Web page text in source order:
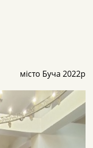
місто Буча 2022р